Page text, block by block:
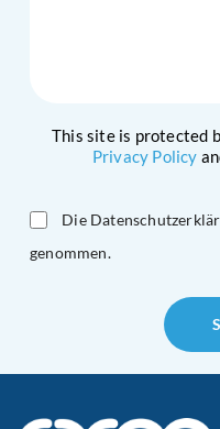
This site is protected
Privacy Policy
Die
genommen.
empty.